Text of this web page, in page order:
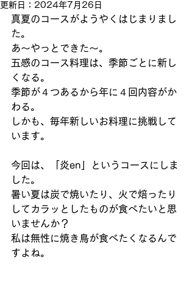
更新日： 2024年7月26日
真夏のコースがようやくはじまりまし
た。
あ～やっとできた～。
五感のコース料理は、季節ごとに新し
くなる。
季節が４つあるから年に４回内容がか
わる。
しかも、毎年新しいお料理に挑戦して
います。
今回は、「炎en」というコースにしま
した。
暑い夏は炭で焼いたり、火で焙ったり
してカラッとしたものが食べたいと思
いませんか？
私は無性に焼き鳥が食べたくなるんで
すよね。